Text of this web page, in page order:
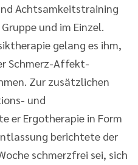
Achtsamkeitstraining
und im Einzel.
gelang es ihm,
Schmerz-Affekt-
Zur zusätzlichen
und
er Ergotherapie in Form
berichtete der
schmerzfrei sei, sich